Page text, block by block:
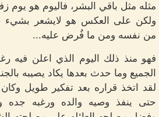
مثله مثل باقي البشر، فاليوم هو يوم
ولكن على العكس هو لايشعر بشيء
من نفسه ومن ما فُرض عليه...
فهو منذ ذلك اليوم الذي اعلن فيه
الجميع وما حدث بعدها يكاد يصيبه
لقد اتخذ قراره بعد تفكير طويل وكان
حتى ينفذ وصيه والده ورغبه جده